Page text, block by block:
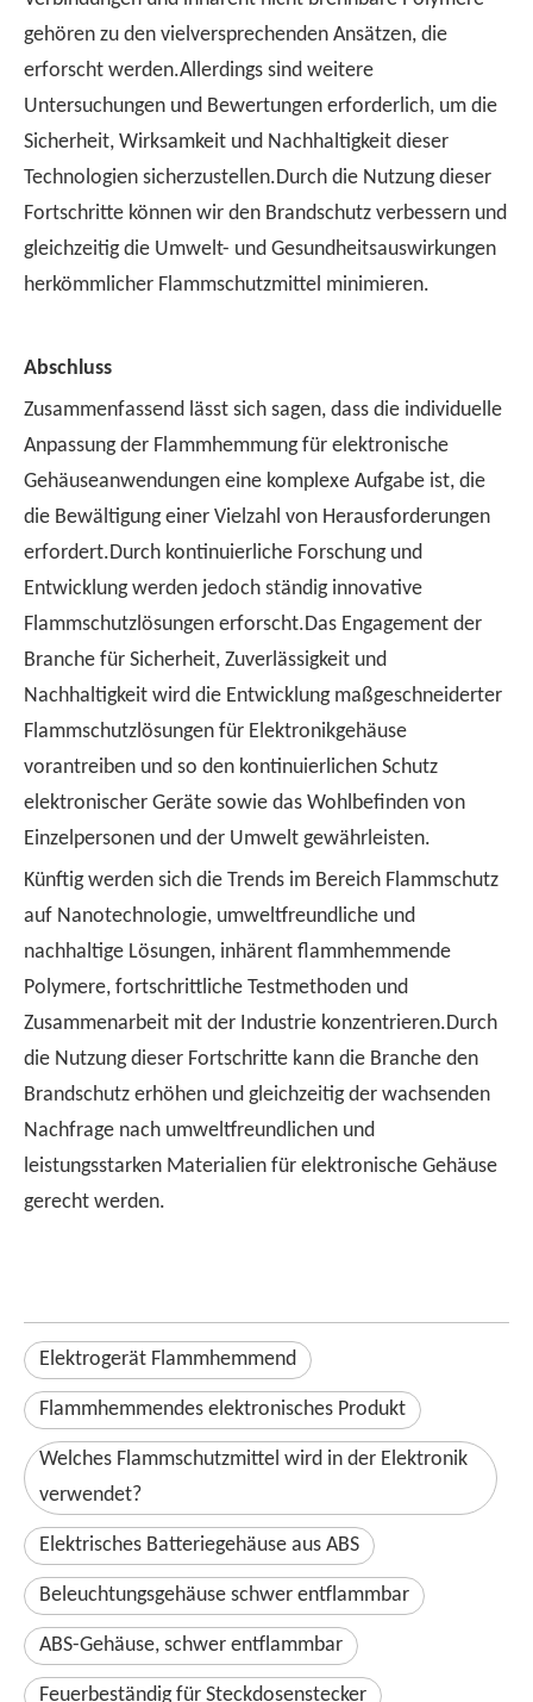
gehören zu den vielversprechenden Ansätzen, die
erforscht werden.Allerdings sind weitere
Untersuchungen und Bewertungen erforderlich, um die
Sicherheit, Wirksamkeit und Nachhaltigkeit dieser
Technologien sicherzustellen.Durch die Nutzung dieser
Fortschritte können wir den Brandschutz verbessern und
gleichzeitig die Umwelt- und Gesundheitsauswirkungen
herkömmlicher Flammschutzmittel minimieren.
Abschluss
Zusammenfassend lässt sich sagen, dass die individuelle
Anpassung der Flammhemmung für elektronische
Gehäuseanwendungen eine komplexe Aufgabe ist, die
die Bewältigung einer Vielzahl von Herausforderungen
erfordert.Durch kontinuierliche Forschung und
Entwicklung werden jedoch ständig innovative
Flammschutzlösungen erforscht.Das Engagement der
Branche für Sicherheit, Zuverlässigkeit und
Nachhaltigkeit wird die Entwicklung maßgeschneiderter
Flammschutzlösungen für Elektronikgehäuse
vorantreiben und so den kontinuierlichen Schutz
elektronischer Geräte sowie das Wohlbefinden von
Einzelpersonen und der Umwelt gewährleisten.
Künftig werden sich die Trends im Bereich Flammschutz
auf Nanotechnologie, umweltfreundliche und
nachhaltige Lösungen, inhärent flammhemmende
Polymere, fortschrittliche Testmethoden und
Zusammenarbeit mit der Industrie konzentrieren.Durch
die Nutzung dieser Fortschritte kann die Branche den
Brandschutz erhöhen und gleichzeitig der wachsenden
Nachfrage nach umweltfreundlichen und
leistungsstarken Materialien für elektronische Gehäuse
gerecht werden.
Elektrogerät Flammhemmend
Flammhemmendes elektronisches Produkt
Welches Flammschutzmittel wird in der Elektronik
verwendet?
Elektrisches Batteriegehäuse aus ABS
Beleuchtungsgehäuse schwer entflammbar
ABS-Gehäuse, schwer entflammbar
Feuerbeständig für Steckdosenstecker